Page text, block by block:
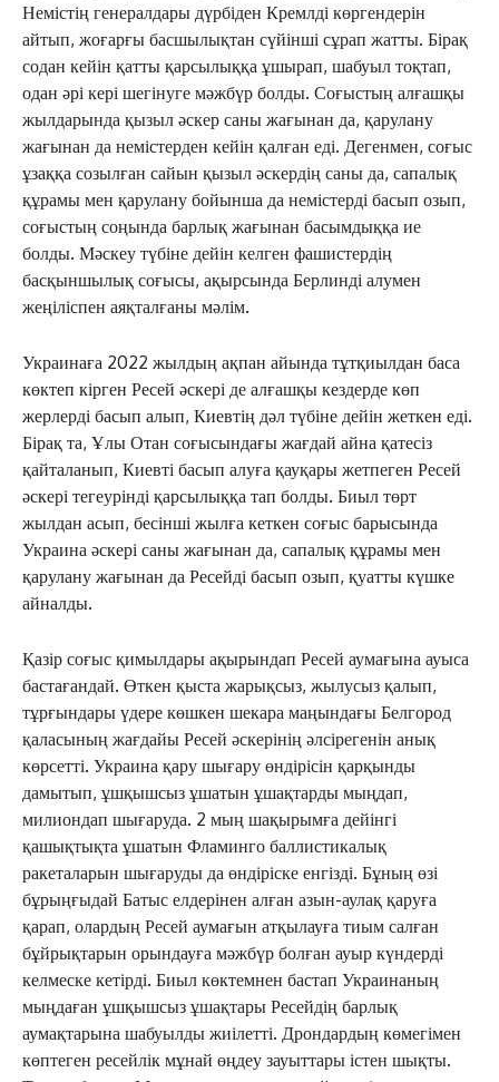
Немістің генералдары дүрбіден Кремлді көргендерін
айтып, жоғарғы басшылықтан сүйінші сұрап жатты. Бірақ
содан кейін қатты қарсылыққа ұшырап, шабуыл тоқтап,
одан әрі кері шегінуге мәжбүр болды. Соғыстың алғашқы
жылдарында қызыл әскер саны жағынан да, қарулану
жағынан да немістерден кейін қалған еді. Дегенмен, соғыс
ұзаққа созылған сайын қызыл әскердің саны да, сапалық
құрамы мен қарулану бойынша да немістерді басып озып,
соғыстың соңында барлық жағынан басымдыққа ие
болды. Мәскеу түбіне дейін келген фашистердің
басқыншылық соғысы, ақырсында Берлинді алумен
жеңіліспен аяқталғаны мәлім.
Украинаға 2022 жылдың ақпан айында тұтқиылдан баса
көктеп кірген Ресей әскері де алғашқы кездерде көп
жерлерді басып алып, Киевтің дәл түбіне дейін жеткен еді.
Бірақ та, Ұлы Отан соғысындағы жағдай айна қатесіз
қайталанып, Киевті басып алуға қауқары жетпеген Ресей
әскері тегеурінді қарсылыққа тап болды. Биыл төрт
жылдан асып, бесінші жылға кеткен соғыс барысында
Украина әскері саны жағынан да, сапалық құрамы мен
қарулану жағынан да Ресейді басып озып, қуатты күшке
айналды.
Қазір соғыс қимылдары ақырындап Ресей аумағына ауыса
бастағандай. Өткен қыста жарықсыз, жылусыз қалып,
тұрғындары үдере көшкен шекара маңындағы Белгород
қаласының жағдайы Ресей әскерінің әлсірегенін анық
көрсетті. Украина қару шығару өндірісін қарқынды
дамытып, ұшқышсыз ұшатын ұшақтарды мыңдап,
милиондап шығаруда. 2 мың шақырымға дейінгі
қашықтықта ұшатын Фламинго баллистикалық
ракеталарын шығаруды да өндіріске енгізді. Бұның өзі
бұрыңғыдай Батыс елдерінен алған азын-аулақ қаруға
қарап, олардың Ресей аумағын атқылауға тиым салған
бұйрықтарын орындауға мәжбүр болған ауыр күндерді
келмеске кетірді. Биыл көктемнен бастап Украинаның
мыңдаған ұшқышсыз ұшақтары Ресейдің барлық
аумақтарына шабуылды жиілетті. Дрондардың көмегімен
көптеген ресейлік мұнай өңдеу зауыттары істен шықты.